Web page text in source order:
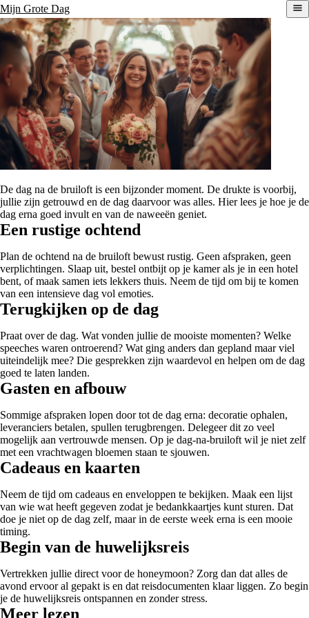
Mijn Grote Dag
De dag na de bruiloft is een bijzonder moment. De drukte is voorbij,
jullie zijn getrouwd en de dag daarvoor was alles. Hier lees je hoe je de
dag erna goed invult en van de naweeën geniet.
Een rustige ochtend
Plan de ochtend na de bruiloft bewust rustig. Geen afspraken, geen
verplichtingen. Slaap uit, bestel ontbijt op je kamer als je in een hotel
bent, of maak samen iets lekkers thuis. Neem de tijd om bij te komen
van een intensieve dag vol emoties.
Terugkijken op de dag
Praat over de dag. Wat vonden jullie de mooiste momenten? Welke
speeches waren ontroerend? Wat ging anders dan gepland maar viel
uiteindelijk mee? Die gesprekken zijn waardevol en helpen om de dag
goed te laten landen.
Gasten en afbouw
Sommige afspraken lopen door tot de dag erna: decoratie ophalen,
leveranciers betalen, spullen terugbrengen. Delegeer dit zo veel
mogelijk aan vertrouwde mensen. Op je dag-na-bruiloft wil je niet zelf
met een vrachtwagen bloemen staan te sjouwen.
Cadeaus en kaarten
Neem de tijd om cadeaus en enveloppen te bekijken. Maak een lijst
van wie wat heeft gegeven zodat je bedankkaartjes kunt sturen. Dat
doe je niet op de dag zelf, maar in de eerste week erna is een mooie
timing.
Begin van de huwelijksreis
Vertrekken jullie direct voor de honeymoon? Zorg dan dat alles de
avond ervoor al gepakt is en dat reisdocumenten klaar liggen. Zo begin
je de huwelijksreis ontspannen en zonder stress.
Meer lezen